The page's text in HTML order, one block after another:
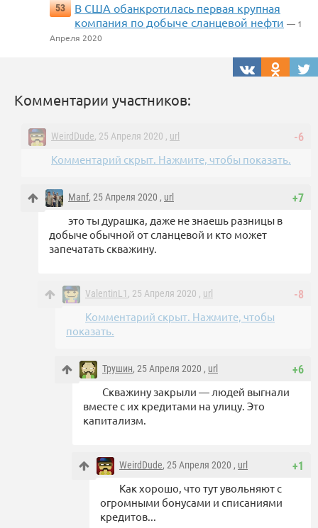
53
В США обанкротилась первая крупная
компания по добыче сланцевой нефти — 1
Апреля 2020
Комментарии участников:
-6
WeirdDude, 25 Апреля 2020 , url
Комментарий скрыт. Нажмите, чтобы показать.
+7
Manf, 25 Апреля 2020 , url
это ты дурашка, даже не знаешь разницы в
добыче обычной от сланцевой и кто может
запечатать скважину.
-8
ValentinL1 , 25 Апреля 2020 , url
Комментарий скрыт. Нажмите, чтобы
показать.
+6
Трушин, 25 Апреля 2020 , url
Скважину закрыли — людей выгнали
вместе с их кредитами на улицу. Это
капитализм.
+1
WeirdDude, 25 Апреля 2020 , url
Как хорошо, что тут увольняют с
огромными бонусами и списаниями
кредитов...